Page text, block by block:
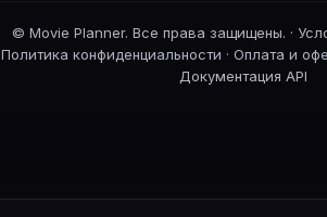
© Movie Planner. Все права защищены. ·
Политика конфиденциальности · Оплата и
Документация API